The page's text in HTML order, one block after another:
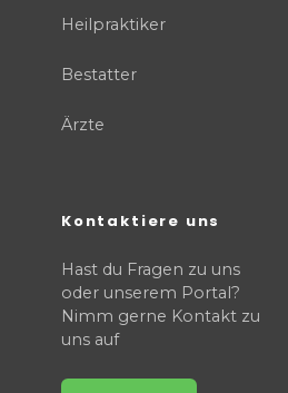
Heilpraktiker
Bestatter
Ärzte
Kontaktiere uns
Hast du Fragen zu uns
oder unserem Portal?
Nimm gerne Kontakt zu
uns auf